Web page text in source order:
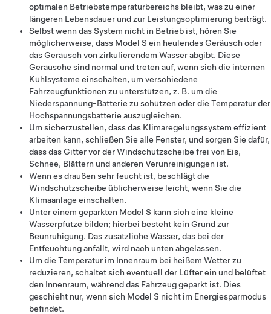
optimalen Betriebstemperaturbereichs bleibt, was zu einer
längeren Lebensdauer und zur Leistungsoptimierung beiträgt.
Selbst wenn das System nicht in Betrieb ist, hören Sie
möglicherweise, dass Model S ein heulendes Geräusch oder
das Geräusch von zirkulierendem Wasser abgibt. Diese
Geräusche sind normal und treten auf, wenn sich die internen
Kühlsysteme einschalten, um verschiedene
Fahrzeugfunktionen zu unterstützen, z. B. um die
Niederspannung-Batterie zu schützen oder die Temperatur der
Hochspannungsbatterie auszugleichen.
Um sicherzustellen, dass das Klimaregelungssystem effizient
arbeiten kann, schließen Sie alle Fenster, und sorgen Sie dafür,
dass das Gitter vor der Windschutzscheibe frei von Eis,
Schnee, Blättern und anderen Verunreinigungen ist.
Wenn es draußen sehr feucht ist, beschlägt die
Windschutzscheibe üblicherweise leicht, wenn Sie die
Klimaanlage einschalten.
Unter einem geparkten Model S kann sich eine kleine
Wasserpfütze bilden; hierbei besteht kein Grund zur
Beunruhigung. Das zusätzliche Wasser, das bei der
Entfeuchtung anfällt, wird nach unten abgelassen.
Um die Temperatur im Innenraum bei heißem Wetter zu
reduzieren, schaltet sich eventuell der Lüfter ein und belüftet
den Innenraum, während das Fahrzeug geparkt ist. Dies
geschieht nur, wenn sich Model S nicht im Energiesparmodus
befindet.